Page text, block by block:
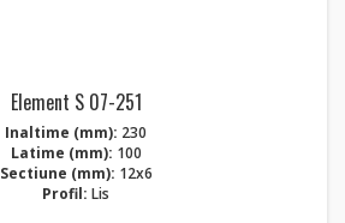
Element S 07-251
Inaltime (mm): 230
Latime (mm): 100
Sectiune (mm): 12x6
Profil: Lis